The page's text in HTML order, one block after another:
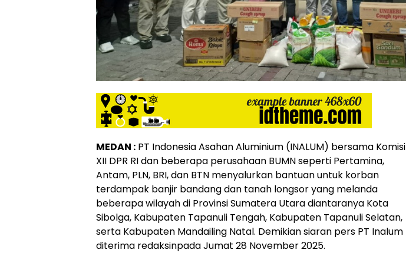
MEDAN : PT Indonesia Asahan Aluminium (INALUM) bersama Komisi
XII DPR RI dan beberapa perusahaan BUMN seperti Pertamina,
Antam, PLN, BRI, dan BTN menyalurkan bantuan untuk korban
terdampak banjir bandang dan tanah longsor yang melanda
beberapa wilayah di Provinsi Sumatera Utara diantaranya Kota
Sibolga, Kabupaten Tapanuli Tengah, Kabupaten Tapanuli Selatan,
serta Kabupaten Mandailing Natal. Demikian siaran pers PT Inalum
diterima redaksinpada Jumat 28 November 2025.